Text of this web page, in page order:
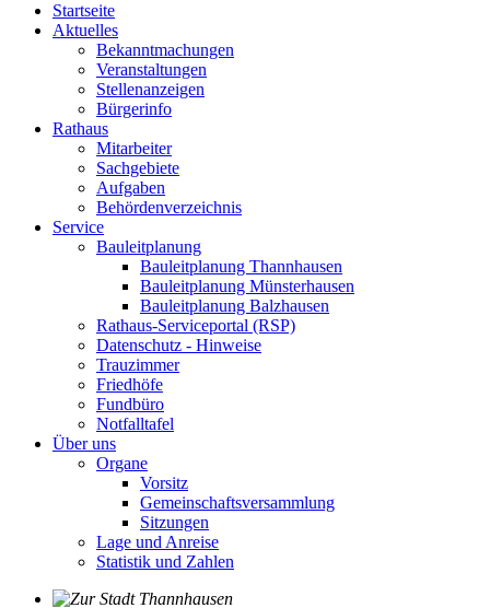
Startseite
Aktuelles
Bekanntmachungen
Veranstaltungen
Stellenanzeigen
Bürgerinfo
Rathaus
Mitarbeiter
Sachgebiete
Aufgaben
Behördenverzeichnis
Service
Bauleitplanung
Bauleitplanung Thannhausen
Bauleitplanung Münsterhausen
Bauleitplanung Balzhausen
Rathaus-Serviceportal (RSP)
Datenschutz - Hinweise
Trauzimmer
Friedhöfe
Fundbüro
Notfalltafel
Über uns
Organe
Vorsitz
Gemeinschaftsversammlung
Sitzungen
Lage und Anreise
Statistik und Zahlen